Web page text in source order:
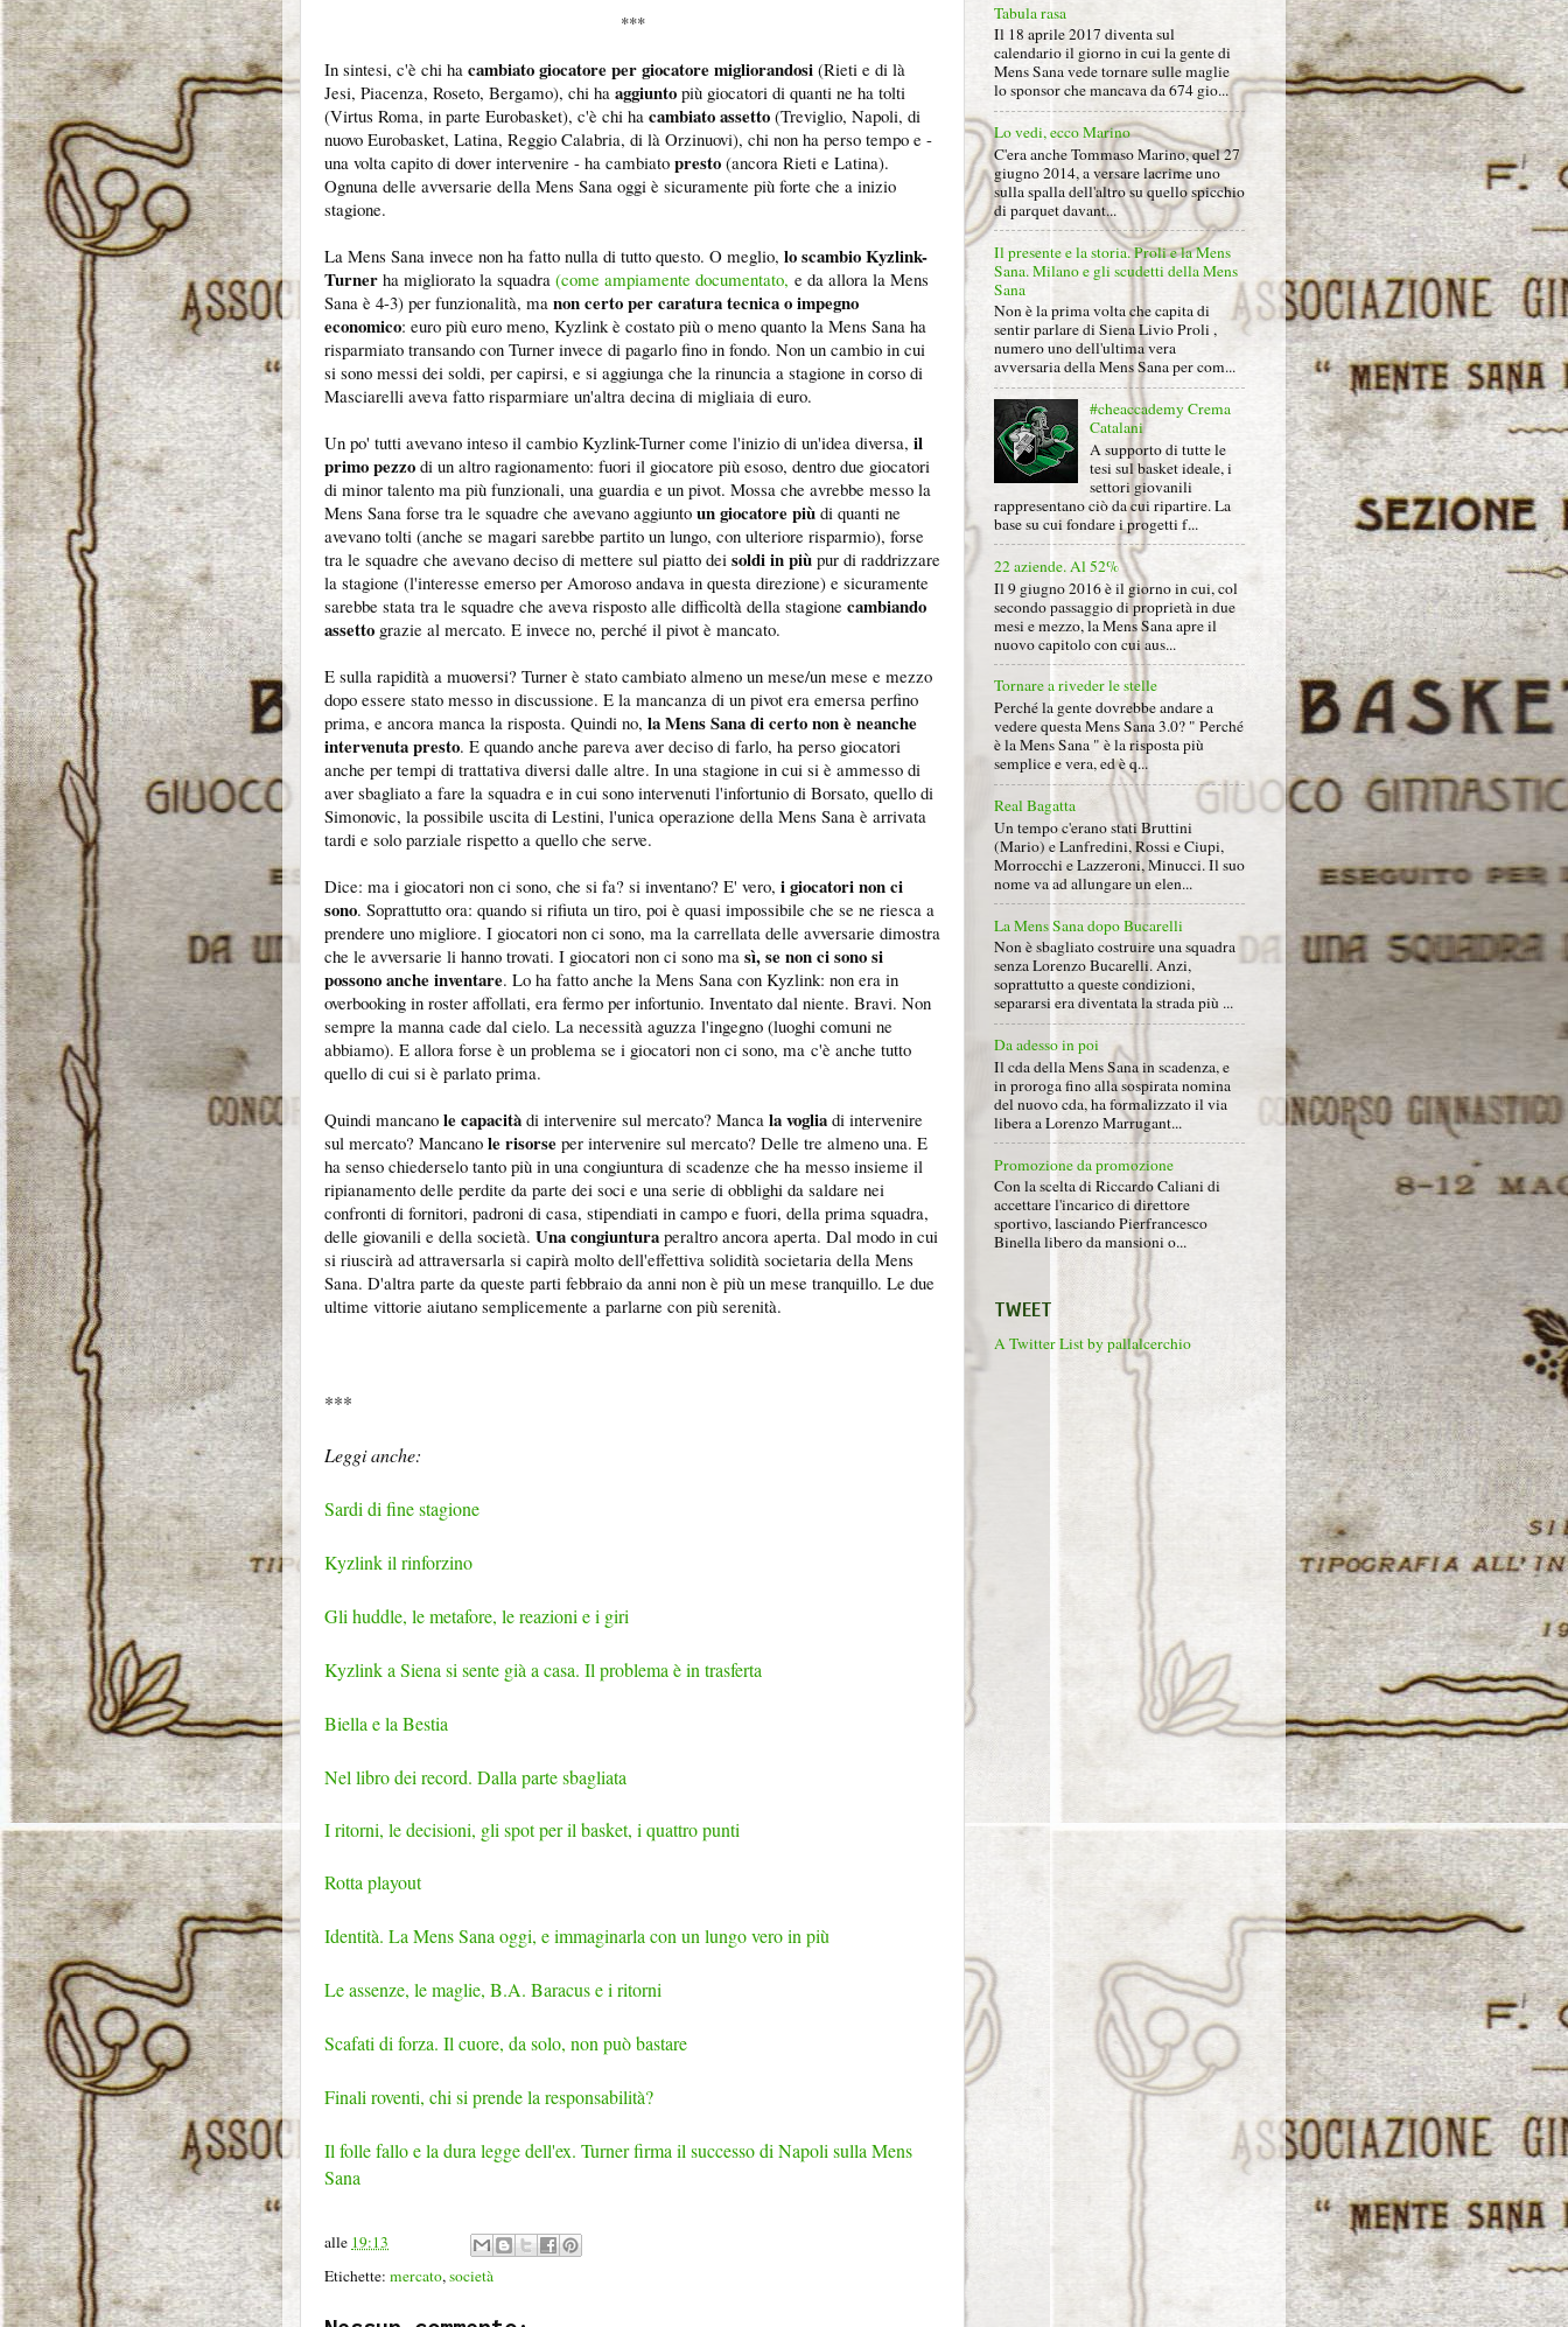
***
In sintesi, c'è chi ha cambiato giocatore per giocatore migliorandosi (Rieti e di là
Jesi, Piacenza, Roseto, Bergamo), chi ha aggiunto più giocatori di quanti ne ha tolti
(Virtus Roma, in parte Eurobasket), c'è chi ha cambiato assetto (Treviglio, Napoli, di
nuovo Eurobasket, Latina, Reggio Calabria, di là Orzinuovi), chi non ha perso tempo e -
una volta capito di dover intervenire - ha cambiato presto (ancora Rieti e Latina).
Ognuna delle avversarie della Mens Sana oggi è sicuramente più forte che a inizio
stagione.
La Mens Sana invece non ha fatto nulla di tutto questo. O meglio, lo scambio Kyzlink-
Turner ha migliorato la squadra (come ampiamente documentato, e da allora la Mens
Sana è 4-3) per funzionalità, ma non certo per caratura tecnica o impegno
economico: euro più euro meno, Kyzlink è costato più o meno quanto la Mens Sana ha
risparmiato transando con Turner invece di pagarlo fino in fondo. Non un cambio in cui
si sono messi dei soldi, per capirsi, e si aggiunga che la rinuncia a stagione in corso di
Masciarelli aveva fatto risparmiare un'altra decina di migliaia di euro.
Un po' tutti avevano inteso il cambio Kyzlink-Turner come l'inizio di un'idea diversa, il
primo pezzo di un altro ragionamento: fuori il giocatore più esoso, dentro due giocatori
di minor talento ma più funzionali, una guardia e un pivot. Mossa che avrebbe messo la
Mens Sana forse tra le squadre che avevano aggiunto un giocatore più di quanti ne
avevano tolti (anche se magari sarebbe partito un lungo, con ulteriore risparmio), forse
tra le squadre che avevano deciso di mettere sul piatto dei soldi in più pur di raddrizzare
la stagione (l'interesse emerso per Amoroso andava in questa direzione) e sicuramente
sarebbe stata tra le squadre che aveva risposto alle difficoltà della stagione cambiando
assetto grazie al mercato. E invece no, perché il pivot è mancato.
E sulla rapidità a muoversi? Turner è stato cambiato almeno un mese/un mese e mezzo
dopo essere stato messo in discussione. E la mancanza di un pivot era emersa perfino
prima, e ancora manca la risposta. Quindi no, la Mens Sana di certo non è neanche
intervenuta presto. E quando anche pareva aver deciso di farlo, ha perso giocatori
anche per tempi di trattativa diversi dalle altre. In una stagione in cui si è ammesso di
aver sbagliato a fare la squadra e in cui sono intervenuti l'infortunio di Borsato, quello di
Simonovic, la possibile uscita di Lestini, l'unica operazione della Mens Sana è arrivata
tardi e solo parziale rispetto a quello che serve.
Dice: ma i giocatori non ci sono, che si fa? si inventano? E' vero, i giocatori non ci
sono. Soprattutto ora: quando si rifiuta un tiro, poi è quasi impossibile che se ne riesca a
prendere uno migliore. I giocatori non ci sono, ma la carrellata delle avversarie dimostra
che le avversarie li hanno trovati. I giocatori non ci sono ma sì, se non ci sono si
possono anche inventare. Lo ha fatto anche la Mens Sana con Kyzlink: non era in
overbooking in roster affollati, era fermo per infortunio. Inventato dal niente. Bravi. Non
sempre la manna cade dal cielo. La necessità aguzza l'ingegno (luoghi comuni ne
abbiamo). E allora forse è un problema se i giocatori non ci sono, ma c'è anche tutto
quello di cui si è parlato prima.
Quindi mancano le capacità di intervenire sul mercato? Manca la voglia di intervenire
sul mercato? Mancano le risorse per intervenire sul mercato? Delle tre almeno una. E
ha senso chiederselo tanto più in una congiuntura di scadenze che ha messo insieme il
ripianamento delle perdite da parte dei soci e una serie di obblighi da saldare nei
confronti di fornitori, padroni di casa, stipendiati in campo e fuori, della prima squadra,
delle giovanili e della società. Una congiuntura peraltro ancora aperta. Dal modo in cui
si riuscirà ad attraversarla si capirà molto dell'effettiva solidità societaria della Mens
Sana. D'altra parte da queste parti febbraio da anni non è più un mese tranquillo. Le due
ultime vittorie aiutano semplicemente a parlarne con più serenità.
***
Leggi anche:
Sardi di fine stagione
Kyzlink il rinforzino
Gli huddle, le metafore, le reazioni e i giri
Kyzlink a Siena si sente già a casa. Il problema è in trasferta
Biella e la Bestia
Nel libro dei record. Dalla parte sbagliata
I ritorni, le decisioni, gli spot per il basket, i quattro punti
Rotta playout
Identità. La Mens Sana oggi, e immaginarla con un lungo vero in più
Le assenze, le maglie, B.A. Baracus e i ritorni
Scafati di forza. Il cuore, da solo, non può bastare
Finali roventi, chi si prende la responsabilità?
Il folle fallo e la dura legge dell'ex. Turner firma il successo di Napoli sulla Mens
Sana
alle 19:13
Etichette: mercato, società
Tabula rasa
Il 18 aprile 2017 diventa sul
calendario il giorno in cui la gente di
Mens Sana vede tornare sulle maglie
lo sponsor che mancava da 674 gio...
Lo vedi, ecco Marino
C'era anche Tommaso Marino, quel 27
giugno 2014, a versare lacrime uno
sulla spalla dell'altro su quello spicchio
di parquet davant...
Il presente e la storia. Proli e la Mens
Sana. Milano e gli scudetti della Mens
Sana
Non è la prima volta che capita di
sentir parlare di Siena Livio Proli ,
numero uno dell'ultima vera
avversaria della Mens Sana per com...
#cheaccademy Crema
Catalani
A supporto di tutte le
tesi sul basket ideale, i
settori giovanili
rappresentano ciò da cui ripartire. La
base su cui fondare i progetti f...
22 aziende. Al 52%
Il 9 giugno 2016 è il giorno in cui, col
secondo passaggio di proprietà in due
mesi e mezzo, la Mens Sana apre il
nuovo capitolo con cui aus...
Tornare a riveder le stelle
Perché la gente dovrebbe andare a
vedere questa Mens Sana 3.0? " Perché
è la Mens Sana " è la risposta più
semplice e vera, ed è q...
Real Bagatta
Un tempo c'erano stati Bruttini
(Mario) e Lanfredini, Rossi e Ciupi,
Morrocchi e Lazzeroni, Minucci. Il suo
nome va ad allungare un elen...
La Mens Sana dopo Bucarelli
Non è sbagliato costruire una squadra
senza Lorenzo Bucarelli. Anzi,
soprattutto a queste condizioni,
separarsi era diventata la strada più ...
Da adesso in poi
Il cda della Mens Sana in scadenza, e
in proroga fino alla sospirata nomina
del nuovo cda, ha formalizzato il via
libera a Lorenzo Marrugant...
Promozione da promozione
Con la scelta di Riccardo Caliani di
accettare l'incarico di direttore
sportivo, lasciando Pierfrancesco
Binella libero da mansioni o...
TWEET
A Twitter List by pallalcerchio